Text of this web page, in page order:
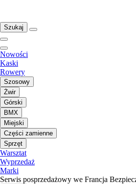
Szukaj
Nowości
Kaski
Rowery
Szosowy
Żwir
Górski
BMX
Miejski
Części zamienne
Sprzęt
Warsztat
Wyprzedaż
Marki
Serwis posprzedażowy we Francja